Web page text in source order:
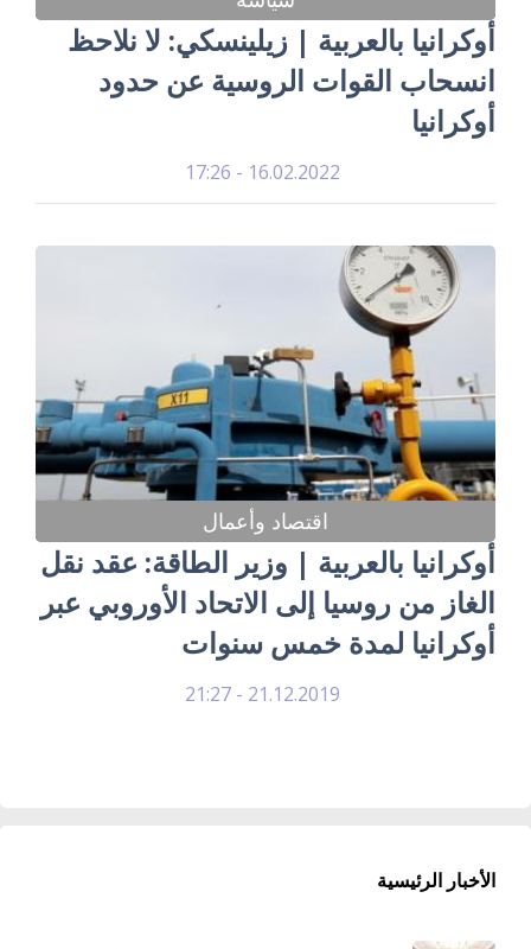
أوكرانيا بالعربية | زيلينسكي: لا نلاحظ
انسحاب القوات الروسية عن حدود
أوكرانيا
16.02.2022 - 17:26
اقتصاد وأعمال
أوكرانيا بالعربية | وزير الطاقة: عقد نقل
الغاز من روسيا إلى الاتحاد الأوروبي عبر
أوكرانيا لمدة خمس سنوات
21.12.2019 - 21:27
الأخبار الرئيسية